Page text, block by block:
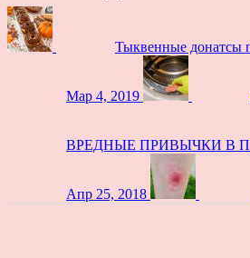
Тыквенные донатсы
Мар 4, 2019
ВРЕДНЫЕ ПРИВЫЧКИ В
Апр 25, 2018